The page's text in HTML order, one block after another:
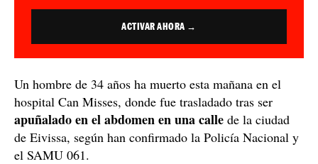
ACTIVAR AHORA →
Un hombre de 34 años ha muerto esta mañana en el
hospital Can Misses, donde fue trasladado tras ser
apuñalado en el abdomen en una calle de la ciudad
de Eivissa, según han confirmado la Policía Nacional y
el SAMU 061.